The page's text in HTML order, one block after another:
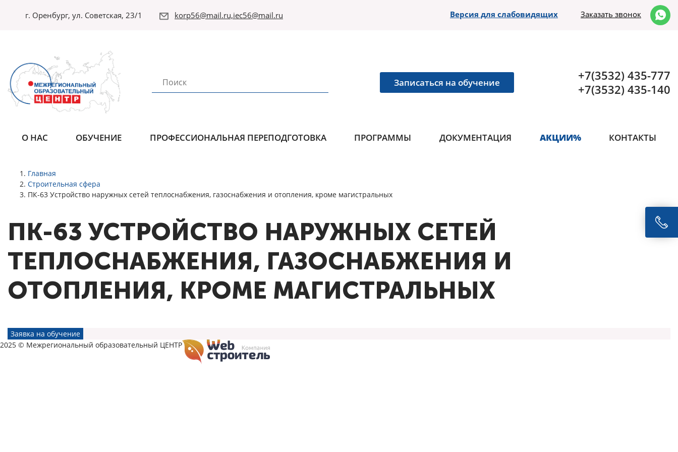
г. Оренбург, ул. Советская, 23/1 korp56@mail.ru,iec56@mail.ru Версия для слабовидящих Заказать звонок
Записаться на обучение
+7(3532) 435-777
+7(3532) 435-140
О НАС ОБУЧЕНИЕ ПРОФЕССИОНАЛЬНАЯ ПЕРЕПОДГОТОВКА ПРОГРАММЫ ДОКУМЕНТАЦИЯ АКЦИИ% КОНТАКТЫ
Главная
Строительная сфера
ПК-63 Устройство наружных сетей теплоснабжения, газоснабжения и отопления, кроме магистральных
ПК-63 УСТРОЙСТВО НАРУЖНЫХ СЕТЕЙ
ТЕПЛОСНАБЖЕНИЯ, ГАЗОСНАБЖЕНИЯ И
ОТОПЛЕНИЯ, КРОМЕ МАГИСТРАЛЬНЫХ
Заявка на обучение
2025 © Межрегиональный образовательный ЦЕНТР